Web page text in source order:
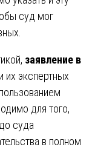
суд мог
заявление в
их экспертных
для того,
суда
в полном